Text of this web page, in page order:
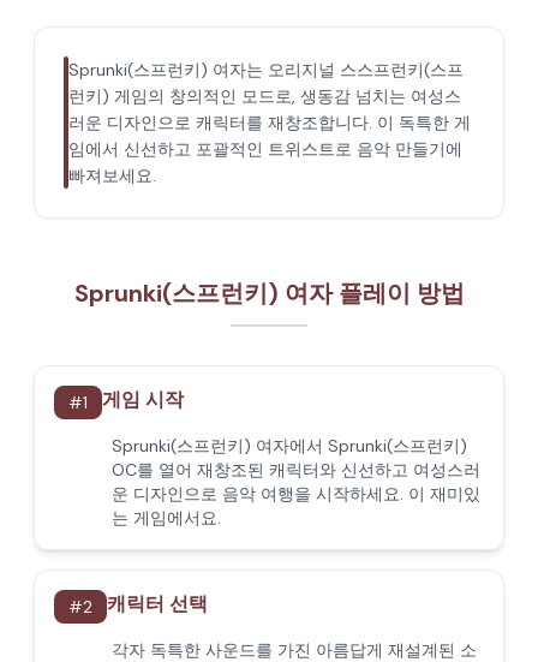
Sprunki(스프런키) 여자는 오리지널 스스프런키(스프
런키) 게임의 창의적인 모드로, 생동감 넘치는 여성스
러운 디자인으로 캐릭터를 재창조합니다. 이 독특한 게
임에서 신선하고 포괄적인 트위스트로 음악 만들기에
빠져보세요.
Sprunki(스프런키) 여자 플레이 방법
#1 게임 시작
Sprunki(스프런키) 여자에서 Sprunki(스프런키)
OC를 열어 재창조된 캐릭터와 신선하고 여성스러
운 디자인으로 음악 여행을 시작하세요. 이 재미있
는 게임에서요.
#2 캐릭터 선택
각자 독특한 사운드를 가진 아름답게 재설계된 소